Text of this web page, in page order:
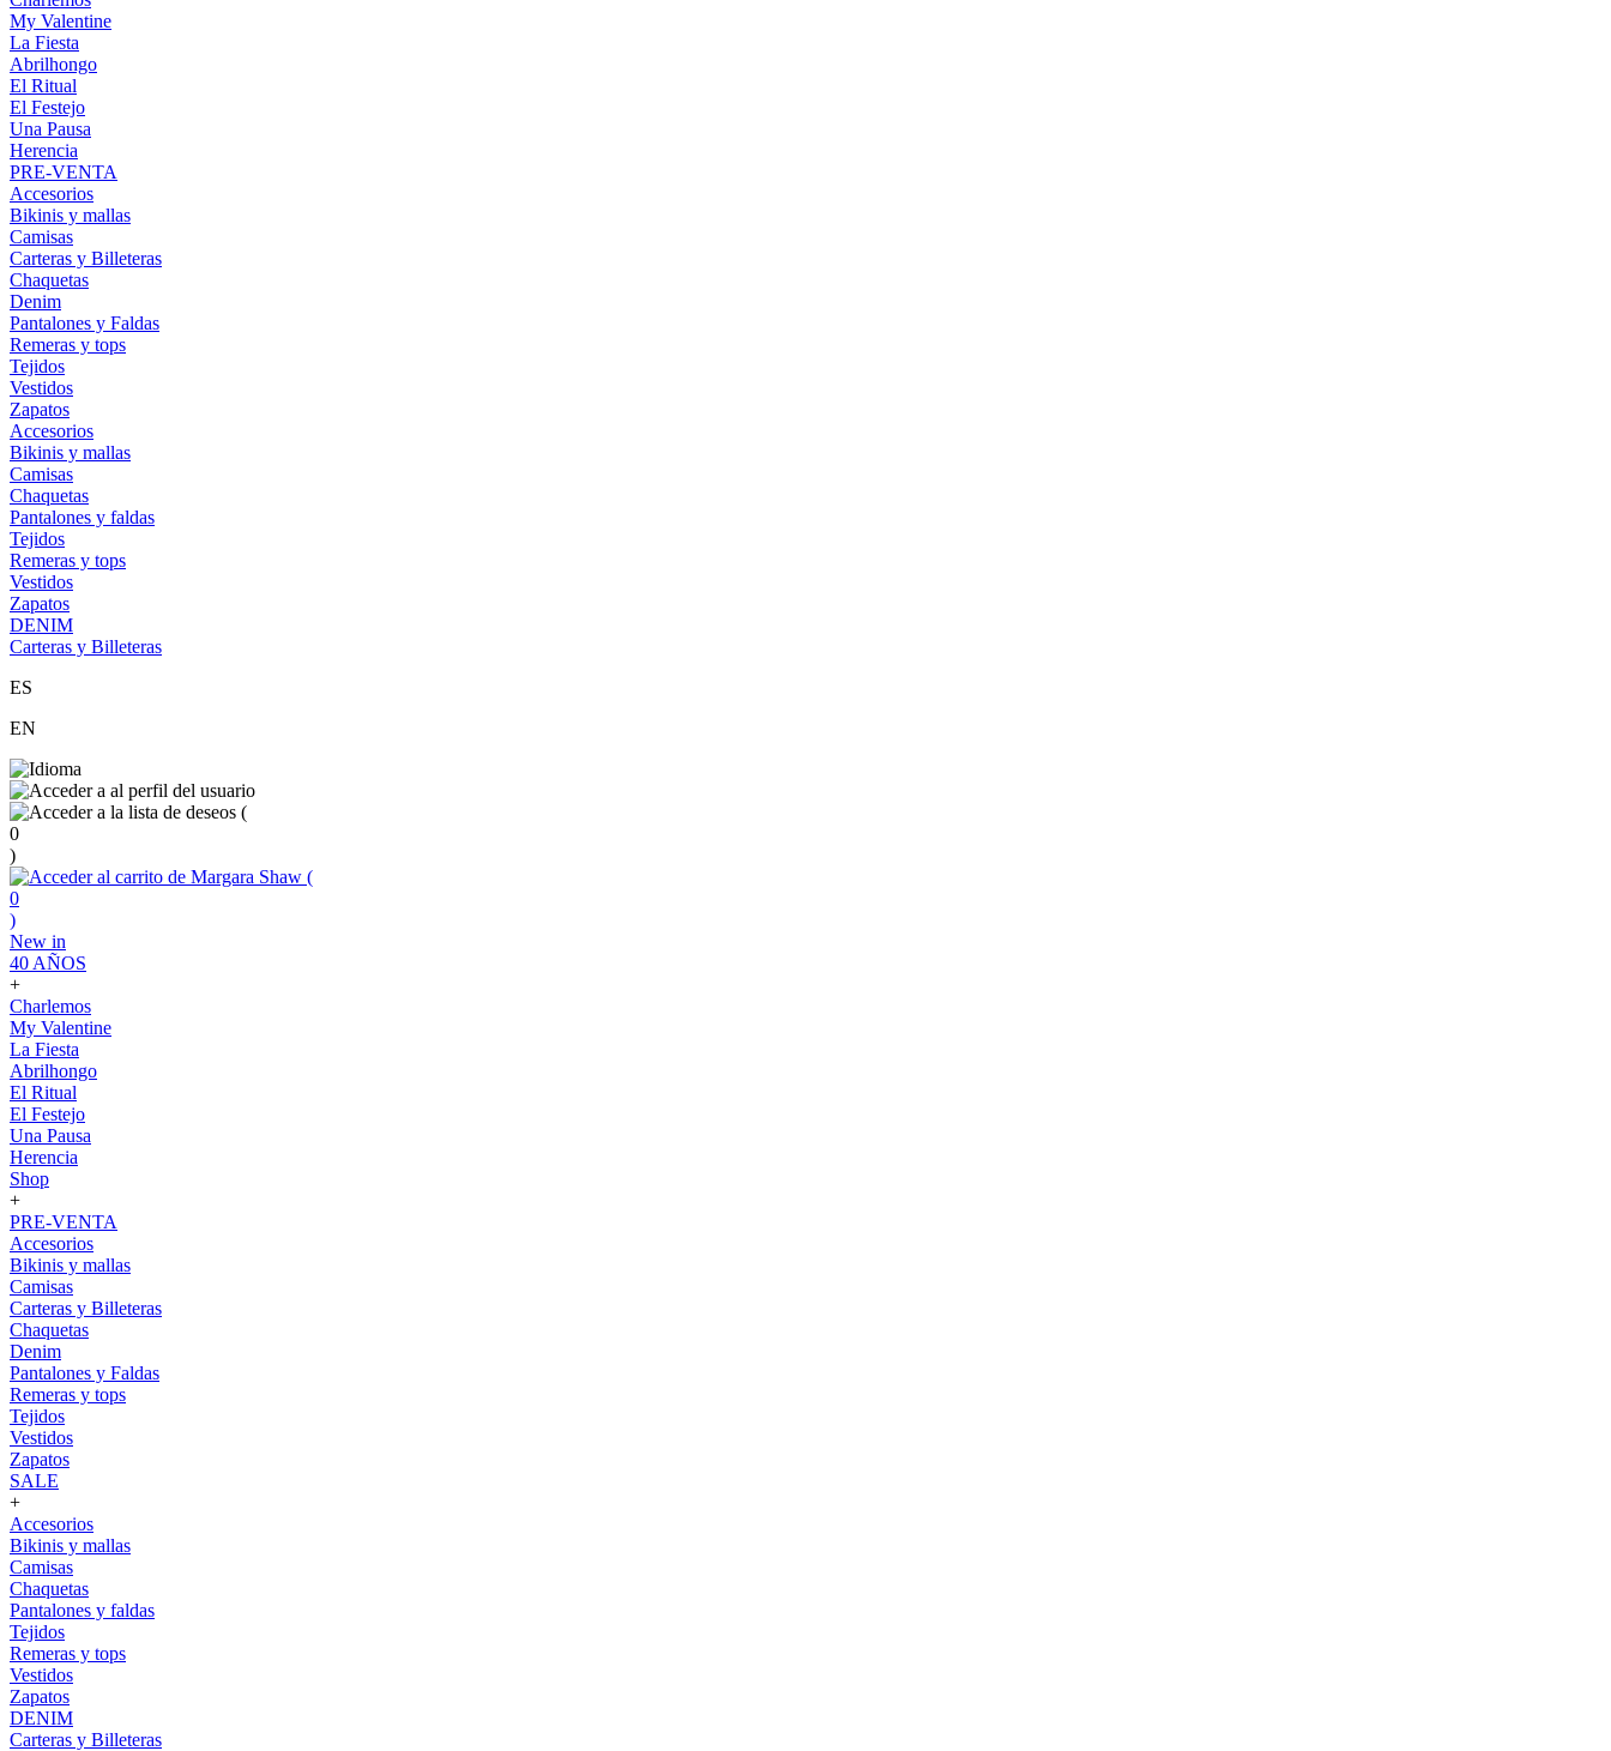
My Valentine
La Fiesta
Abrilhongo
El Ritual
El Festejo
Una Pausa
Herencia
PRE-VENTA
Accesorios
Bikinis y mallas
Camisas
Carteras y Billeteras
Chaquetas
Denim
Pantalones y Faldas
Remeras y tops
Tejidos
Vestidos
Zapatos
Accesorios
Bikinis y mallas
Camisas
Chaquetas
Pantalones y faldas
Tejidos
Remeras y tops
Vestidos
Zapatos
DENIM
Carteras y Billeteras
ES
EN
(
0
)
(
0
)
New in
40 AÑOS
+
Charlemos
My Valentine
La Fiesta
Abrilhongo
El Ritual
El Festejo
Una Pausa
Herencia
Shop
+
PRE-VENTA
Accesorios
Bikinis y mallas
Camisas
Carteras y Billeteras
Chaquetas
Denim
Pantalones y Faldas
Remeras y tops
Tejidos
Vestidos
Zapatos
SALE
+
Accesorios
Bikinis y mallas
Camisas
Chaquetas
Pantalones y faldas
Tejidos
Remeras y tops
Vestidos
Zapatos
DENIM
Carteras y Billeteras